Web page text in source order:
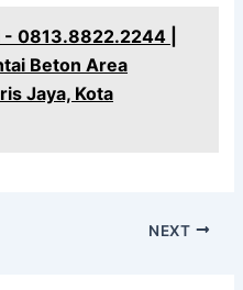
0813.8822.2244 |
Beton Area
Jaya, Kota
NEXT